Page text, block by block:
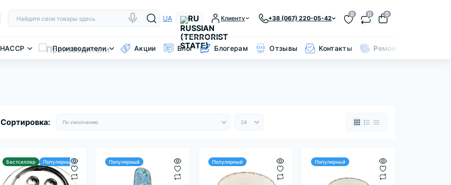
UA RU Клиенту +38 (067) 220-05-42
0 0 0
HACCP Производители Акции Блог Блогерам Отзывы Контакты Ремонт кольчуги
Сортировка:
Бестселлер Популярный Популярный Популярный Популярный